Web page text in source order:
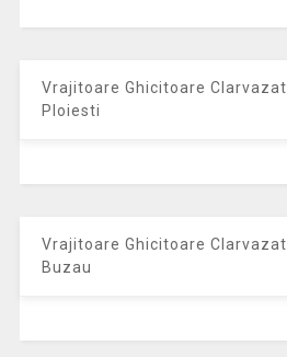
Vrajitoare Ghicitoare
Ploiesti
Vrajitoare Ghicitoare
Buzau